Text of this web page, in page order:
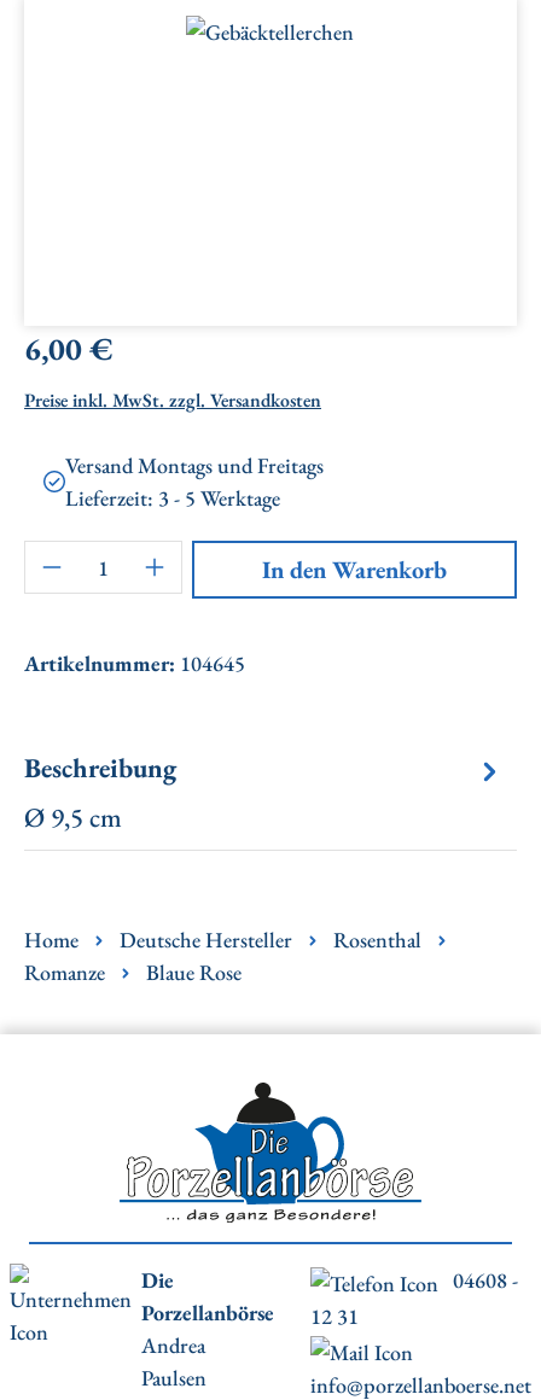
Bildergalerie überspringen
Regulärer Preis:
6,00 €
Preise inkl. MwSt. zzgl. Versandkosten
Versand Montags und Freitags
Lieferzeit: 3 - 5 Werktage
Artikel Anzahl: Gib den gewünschten
In den Warenkorb
Artikelnummer: 104645
Beschreibung
Ø 9,5 cm
Home Deutsche Hersteller
Rosenthal
Romanze
Blaue Rose
Die
Porzellanbörse
Andrea
Paulsen
04608 -
12 31
info@porzellanboerse.net